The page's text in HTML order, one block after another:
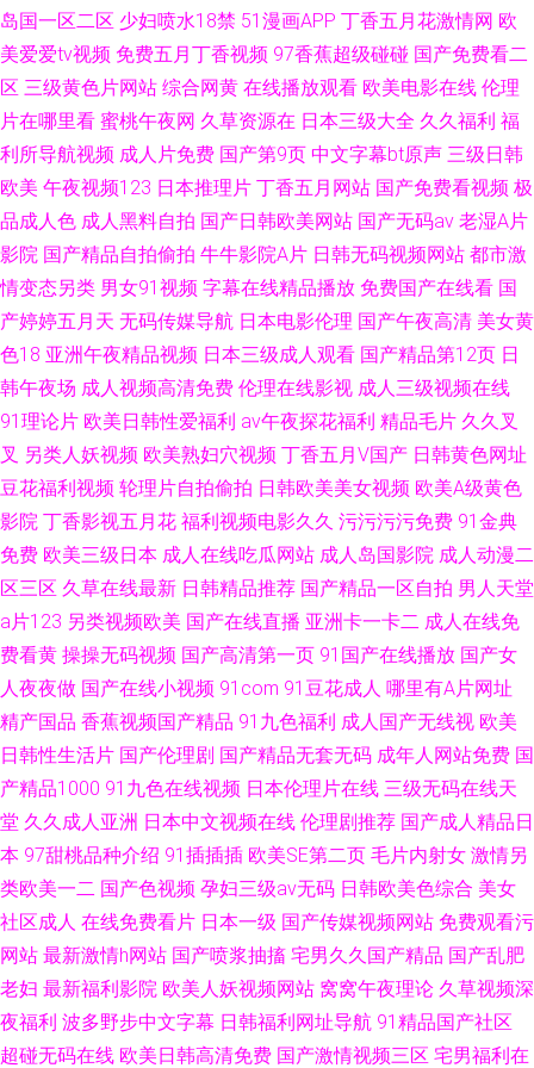
岛国一区二区 少妇喷水18禁 51漫画APP 丁香五月花激情网 欧
美爱爱tv视频 免费五月丁香视频 97香蕉超级碰碰 国产免费看二
区 三级黄色片网站 综合网黄 在线播放观看 欧美电影在线 伦理
片在哪里看 蜜桃午夜网 久草资源在 日本三级大全 久久福利 福
利所导航视频 成人片免费 国产第9页 中文字幕bt原声 三级日韩
欧美 午夜视频123 日本推理片 丁香五月网站 国产免费看视频 极
品成人色 成人黑料自拍 国产日韩欧美网站 国产无码av 老湿A片
影院 国产精品自拍偷拍 牛牛影院A片 日韩无码视频网站 都市激
情变态另类 男女91视频 字幕在线精品播放 免费国产在线看 国
产婷婷五月天 无码传媒导航 日本电影伦理 国产午夜高清 美女黄
色18 亚洲午夜精品视频 日本三级成人观看 国产精品第12页 日
韩午夜场 成人视频高清免费 伦理在线影视 成人三级视频在线
91理论片 欧美日韩性爱福利 av午夜探花福利 精品毛片 久久叉
叉 另类人妖视频 欧美熟妇穴视频 丁香五月V国产 日韩黄色网址
豆花福利视频 轮理片自拍偷拍 日韩欧美美女视频 欧美A级黄色
影院 丁香影视五月花 福利视频电影久久 污污污污免费 91金典
免费 欧美三级日本 成人在线吃瓜网站 成人岛国影院 成人动漫二
区三区 久草在线最新 日韩精品推荐 国产精品一区自拍 男人天堂
a片123 另类视频欧美 国产在线直播 亚洲卡一卡二 成人在线免
费看黄 操操无码视频 国产高清第一页 91国产在线播放 国产女
人夜夜做 国产在线小视频 91com 91豆花成人 哪里有A片网址
精产国品 香蕉视频国产精品 91九色福利 成人国产无线视 欧美
日韩性生活片 国产伦理剧 国产精品无套无码 成年人网站免费 国
产精品1000 91九色在线视频 日本伦理片在线 三级无码在线天
堂 久久成人亚洲 日本中文视频在线 伦理剧推荐 国产成人精品日
本 97甜桃品种介绍 91插插插 欧美SE第二页 毛片内射女 激情另
类欧美一二 国产色视频 孕妇三级av无码 日韩欧美色综合 美女
社区成人 在线免费看片 日本一级 国产传媒视频网站 免费观看污
网站 最新激情h网站 国产喷浆抽搐 宅男久久国产精品 国产乱肥
老妇 最新福利影院 欧美人妖视频网站 窝窝午夜理论 久草视频深
夜福利 波多野步中文字幕 日韩福利网址导航 91精品国产社区
超碰无码在线 欧美日韩高清免费 国产激情视频三区 宅男福利在